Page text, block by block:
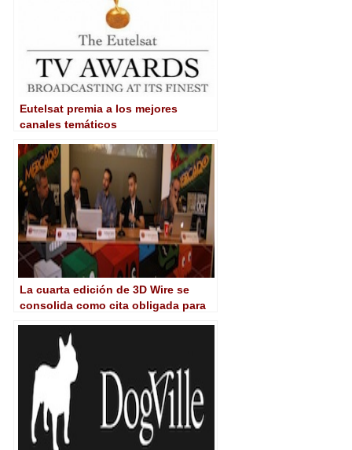
Eutelsat premia a los mejores
canales temáticos
La cuarta edición de 3D Wire se
consolida como cita obligada para
animación y new media